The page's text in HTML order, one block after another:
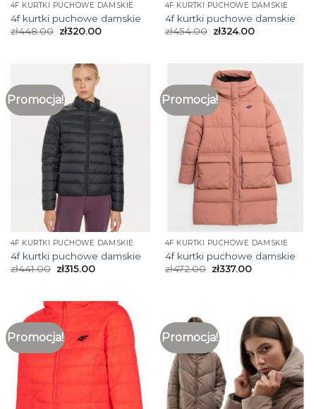
4F KURTKI PUCHOWE DAMSKIE
4f kurtki puchowe damskie
zł448.00 zł320.00
4F KURTKI PUCHOWE DAMSKIE
4f kurtki puchowe damskie
zł454.00 zł324.00
Promocja!
4F KURTKI PUCHOWE DAMSKIE
4f kurtki puchowe damskie
zł441.00 zł315.00
Promocja!
4F KURTKI PUCHOWE DAMSKIE
4f kurtki puchowe damskie
zł472.00 zł337.00
Promocja! Promocja!